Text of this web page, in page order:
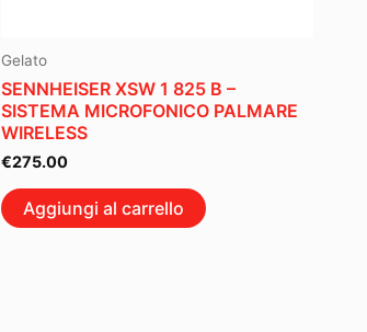
Gelato
SENNHEISER XSW 1 825 B –
SISTEMA MICROFONICO PALMARE
WIRELESS
€275.00
Aggiungi al carrello